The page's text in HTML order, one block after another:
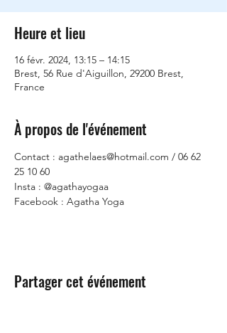
Heure et lieu
16 févr. 2024, 13:15 – 14:15
Brest, 56 Rue d'Aiguillon, 29200 Brest,
France
À propos de l'événement
Contact : agathelaes@hotmail.com / 06 62
25 10 60
Insta : @agathayogaa
Facebook : Agatha Yoga
Partager cet événement